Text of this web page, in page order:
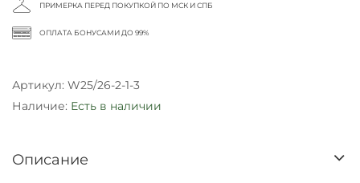
ПРИМЕРКА ПЕРЕД ПОКУПКОЙ ПО МСК И СПБ
ОПЛАТА БОНУСАМИ ДО 99%
Артикул: W25/26-2-1-3
Наличие: Есть в наличии
Описание